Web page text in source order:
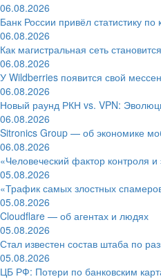
06.08.2026
Банк России привёл статистику
06.08.2026
Как магистральная сеть
06.08.2026
У Wildberries появится свой
06.08.2026
Новый раунд РКН vs. VPN:
06.08.2026
Sitronics Group — об экономике
06.08.2026
«Человеческий фактор контроля
05.08.2026
«Трафик самых злостных
05.08.2026
Cloudflare — об агентах и людях
05.08.2026
Стал известен состав штаба по
05.08.2026
ЦБ РФ: Потери по банковским